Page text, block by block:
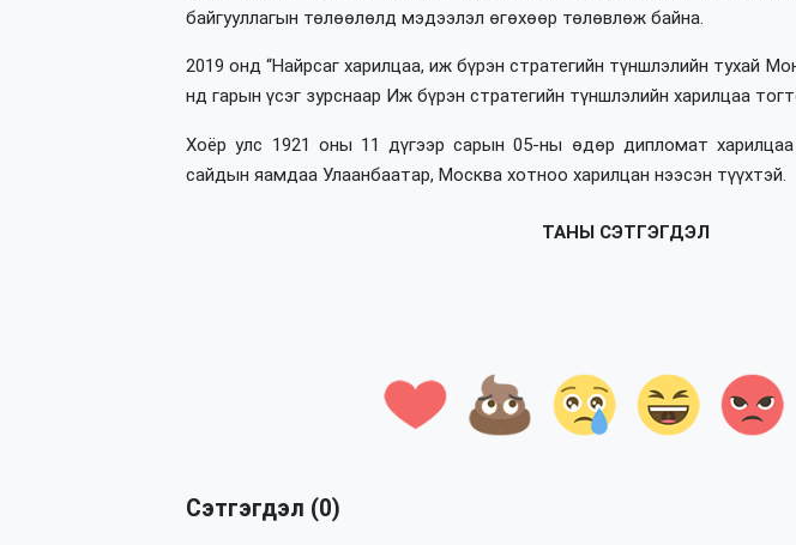
байгууллагын төлөөлөлд мэдээлэл өгөхөөр төлөвлөж байна.
2019 онд “Найрсаг харилцаа, иж бүрэн стратегийн түншлэлийн тухай
нд гарын үсэг зурснаар Иж бүрэн стратегийн түншлэлийн харилцаа
Хоёр улс 1921 оны 11 дүгээр сарын 05-ны өдөр дипломат
сайдын яамдаа Улаанбаатар, Москва хотноо харилцан нээсэн түүхтэй.
ТАНЫ СЭТГЭГДЭЛ
Сэтгэгдэл (0)